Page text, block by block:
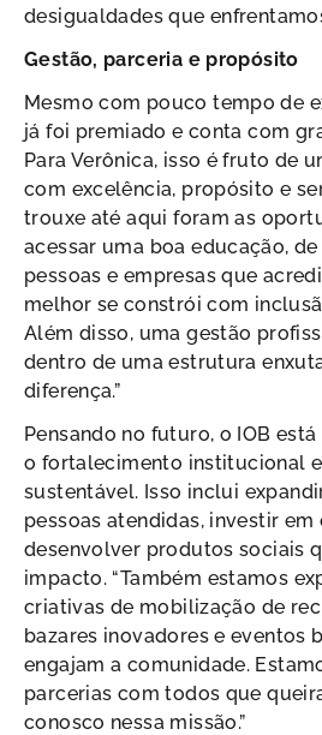
desigualdades que
Gestão, parceria e propósito
Mesmo com pouco tempo de
já foi premiado e conta com
Para Verônica, isso é fruto de
com excelência, propósito e
trouxe até aqui foram as
acessar uma boa educação,
pessoas e empresas que
melhor se constrói com
Além disso, uma gestão
dentro de uma estrutura
diferença.”
Pensando no futuro, o IOB
o fortalecimento institucional
sustentável. Isso inclui
pessoas atendidas, investir
desenvolver produtos sociais
impacto. “Também estamos
criativas de mobilização de
bazares inovadores e eventos
engajam a comunidade.
parcerias com todos que
conosco nessa missão.”